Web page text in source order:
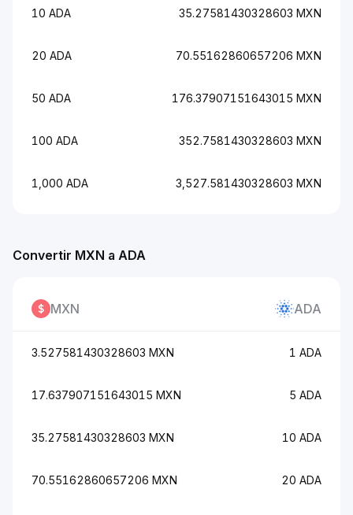
10 ADA 35.27581430328603 MXN
20 ADA 70.55162860657206 MXN
50 ADA 176.37907151643015 MXN
100 ADA 352.7581430328603 MXN
1,000 ADA 3,527.581430328603 MXN
Convertir MXN a ADA
MXN ADA
3.527581430328603 MXN 1 ADA
17.637907151643015 MXN 5 ADA
35.27581430328603 MXN 10 ADA
70.55162860657206 MXN 20 ADA